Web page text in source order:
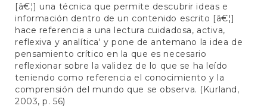
[â€¦] una técnica que permite descubrir ideas e
información dentro de un contenido escrito [â€¦]
hace referencia a una lectura cuidadosa, activa,
reflexiva y analítica' y pone de antemano la idea de
pensamiento crítico en la que es necesario
reflexionar sobre la validez de lo que se ha leído
teniendo como referencia el conocimiento y la
comprensión del mundo que se observa. (Kurland,
2003, p. 56)